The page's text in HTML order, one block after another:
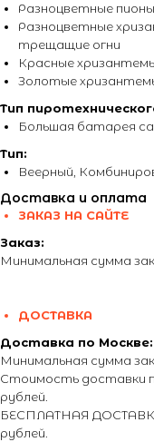
Разноцветные пионы
Разноцветные
трещащие огни
Красные
Золотые
Тип
Большая батарея
Тип:
Веерный,
Доставка и оплата
ЗАКАЗ НА САЙТЕ
Заказ:
Минимальная сумма
ДОСТАВКА
Доставка по Москве:
Минимальная сумма
Стоимость доставки
рублей.
БЕСПЛАТНАЯ
рублей.